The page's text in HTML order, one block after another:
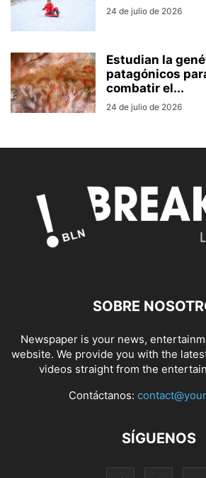
24 de julio de 2026
Estudian la
patagónicos
combatir el...
24 de julio de 2026
SOBRE
Newspaper is your news,
website. We provide you with the
videos straight from the
Contáctanos:
SÍGUENOS